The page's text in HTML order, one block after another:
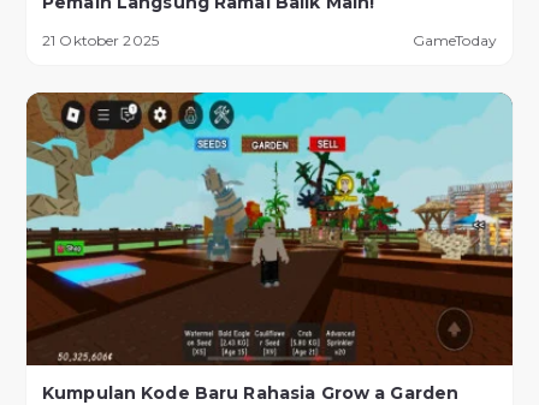
21 Oktober 2025 GameToday
Kumpulan Kode Baru Rahasia Grow a Garden